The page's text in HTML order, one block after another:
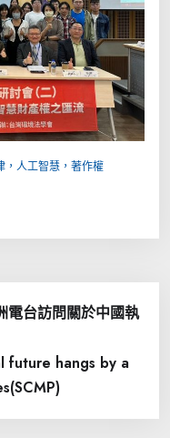
，人工智慧，著作權
台訪問關於中國執
future hangs by a